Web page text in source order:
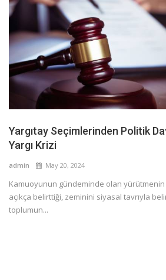
Yargıtay Seçimlerinden Politik
Yargı Krizi
admin May 20, 2024
Kamuoyunun gündeminde olan
açıkça belirttiği, zeminini siyasal tavrıyla
toplumun...